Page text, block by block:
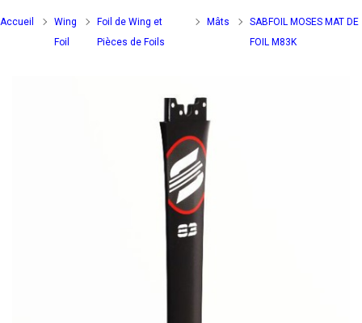
Accueil
Wing
Foil
Foil de Wing et
Pièces de Foils
Mâts
SABFOIL MOSES MAT DE
FOIL M83K